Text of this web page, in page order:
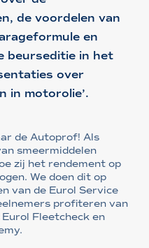
de voordelen van
en
beurseditie in het
over
in motorolie’.
de Autoprof! Als
smeermiddelen
zij het rendement op
We doen dit op
van de Eurol Service
profiteren van
Fleetcheck en